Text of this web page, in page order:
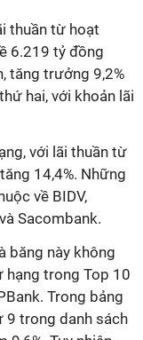
thuần từ hoạt
6.219 tỷ đồng
tăng trưởng 9,2%
hai, với khoản lãi
với lãi thuần từ
14,4%. Những
về BIDV,
Sacombank.
băng này không
hạng trong Top 10
Trong bảng
9 trong danh sách